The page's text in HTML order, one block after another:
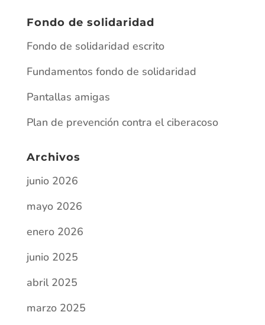
Fondo de solidaridad
Fondo de solidaridad escrito
Fundamentos fondo de solidaridad
Pantallas amigas
Plan de prevención contra el ciberacoso
Archivos
junio 2026
mayo 2026
enero 2026
junio 2025
abril 2025
marzo 2025